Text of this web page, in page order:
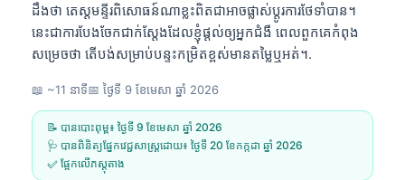
ដឹងថា តេស្តមន្ទីរពិសោធន៍ណាខ្លះពិតជាអាចផ្លាស់ប្តូរការថែទាំបាន។
នេះជាការបែងចែកជាក់ស្តែងដែលខ្ញុំផ្តល់ឲ្យអ្នកជំងឺ ពេលពួកគេកំពុង
សម្រេចថា តើបង់សម្រាប់បន្ទះកម្រិតខ្ពស់មានតម្លៃឬអត់។.
📖 ~11 នាទី📅 ថ្ងៃទី 9 ខែមេសា ឆ្នាំ 2026
📝 បានបោះពុម្ព៖ ថ្ងៃទី 9 ខែមេសា ឆ្នាំ 2026
🩺 បានពិនិត្យផ្នែកវេជ្ជសាស្ត្រដោយ៖ ថ្ងៃទី 20 ខែកក្កដា ឆ្នាំ 2026
✅ ផ្អែកលើភស្តុតាង